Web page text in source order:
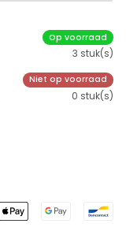
Op voorraad
3 stuk(s)
Niet op voorraad
0 stuk(s)